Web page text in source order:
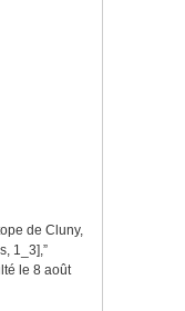
de Cluny,
1_3],”
le 8 août